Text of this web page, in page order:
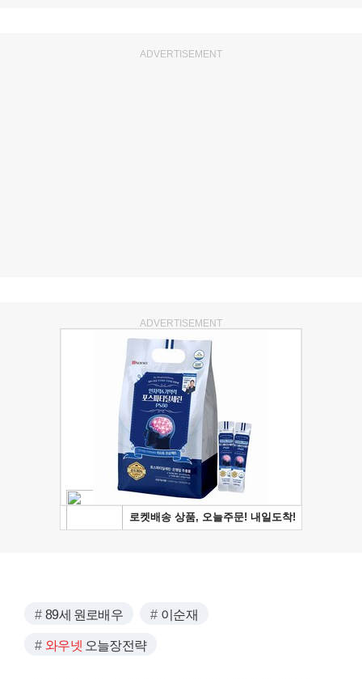
ADVERTISEMENT
ADVERTISEMENT
89세 원로배우 이순재
와우넷 오늘장전략